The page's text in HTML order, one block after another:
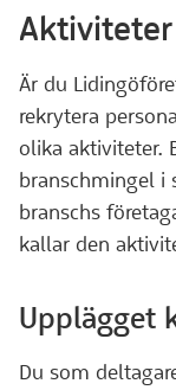
Är du
rekrytera
olika aktiviteter.
branschmingel i
branschs
kallar den
Upplägget
Du som